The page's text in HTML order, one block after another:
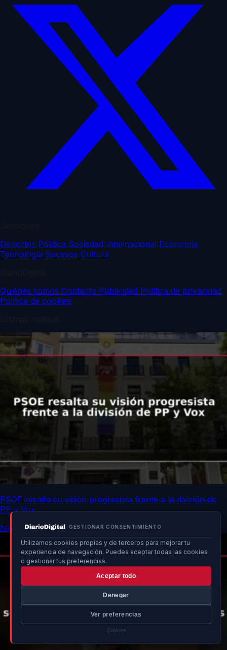
GESTIONAR CONSENTIMIENTO
Utilizamos cookies propias y de terceros para mejorar tu
experiencia de navegación. Puedes aceptar todas las cookies
o gestionar tus preferencias.
Aceptar todo
Denegar
Ver preferencias
Cookies
Deportes Política Sociedad Internacional Economía
Tecnología Sucesos Cultura
Quiénes somos Contacto Publicidad Política de privacidad
Política de cookies
PSOE resalta su visión progresista frente a la división de
PP y Vox
hace 11h